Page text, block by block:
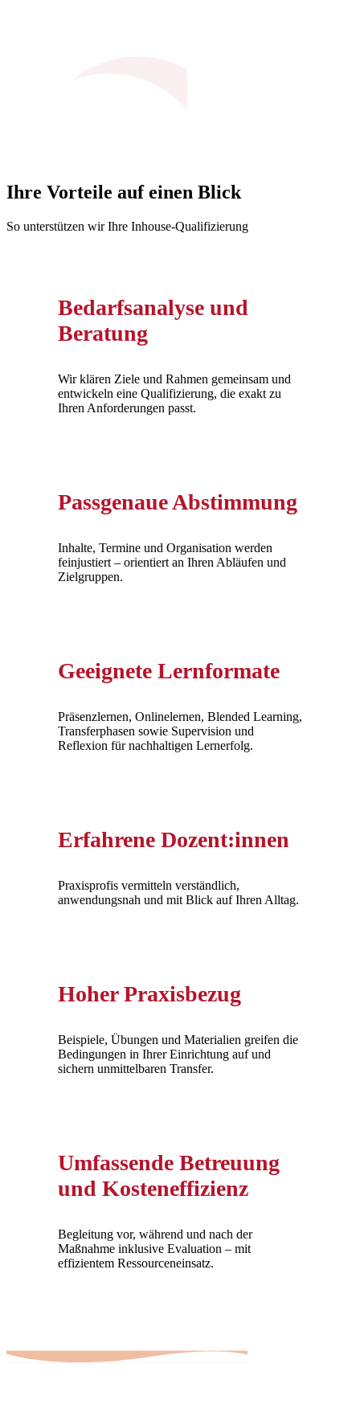
Ihre Vorteile auf einen Blick
So unterstützen wir Ihre Inhouse-Qualifizierung
Bedarfsanalyse und
Beratung
Wir klären Ziele und Rahmen gemeinsam und
entwickeln eine Qualifizierung, die exakt zu
Ihren Anforderungen passt.
Passgenaue Abstimmung
Inhalte, Termine und Organisation werden
feinjustiert – orientiert an Ihren Abläufen und
Zielgruppen.
Geeignete Lernformate
Präsenzlernen, Onlinelernen, Blended Learning,
Transferphasen sowie Supervision und
Reflexion für nachhaltigen Lernerfolg.
Erfahrene Dozent:innen
Praxisprofis vermitteln verständlich,
anwendungsnah und mit Blick auf Ihren Alltag.
Hoher Praxisbezug
Beispiele, Übungen und Materialien greifen die
Bedingungen in Ihrer Einrichtung auf und
sichern unmittelbaren Transfer.
Umfassende Betreuung
und Kosteneffizienz
Begleitung vor, während und nach der
Maßnahme inklusive Evaluation – mit
effizientem Ressourceneinsatz.